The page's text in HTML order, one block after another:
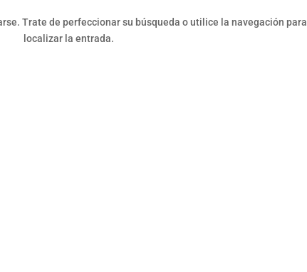
Trate de perfeccionar su búsqueda o utilice la navegación para
localizar la entrada.